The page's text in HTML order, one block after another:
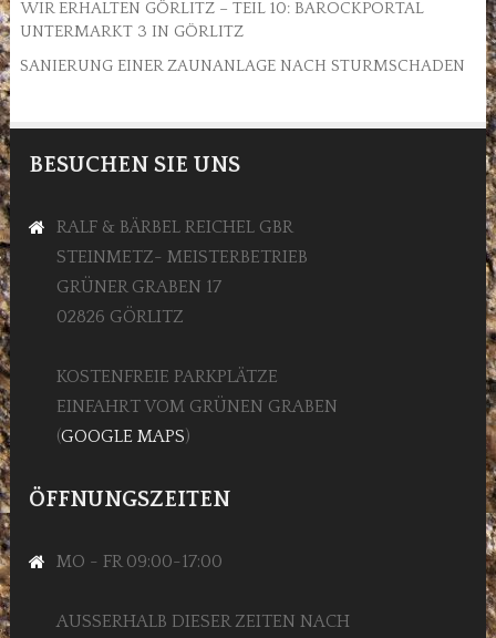
WIR ERHALTEN GÖRLITZ – TEIL 10: BAROCKPORTAL
UNTERMARKT 3 IN GÖRLITZ
SANIERUNG EINER ZAUNANLAGE NACH STURMSCHADEN
BESUCHEN SIE UNS
RALF & BÄRBEL REICHEL GBR
STEINMETZ- MEISTERBETRIEB
GRÜNER GRABEN 17
02826 GÖRLITZ
KOSTENFREIE PARKPLÄTZE
EINFAHRT VOM GRÜNEN GRABEN
(GOOGLE MAPS)
ÖFFNUNGSZEITEN
MO - FR 09:00-17:00
AUSSERHALB DIESER ZEITEN NACH V